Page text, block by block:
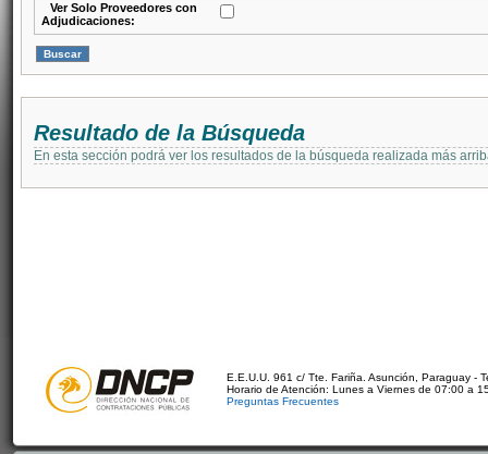
Ver Solo Proveedores con
Adjudicaciones:
Resultado de la Búsqueda
En esta sección podrá ver los resultados de la búsqueda realizada más
E.E.U.U. 961 c/ Tte. Fariña. Asunción, Paraguay -
Horario de Atención: Lunes a Viernes de 07:00 a
Preguntas Frecuentes